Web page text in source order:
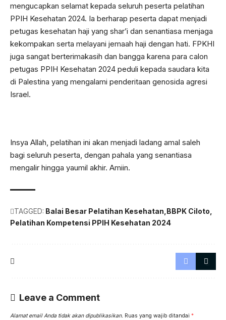
mengucapkan selamat kepada seluruh peserta pelatihan
PPIH Kesehatan 2024. Ia berharap peserta dapat menjadi
petugas kesehatan haji yang shar’i dan senantiasa menjaga
kekompakan serta melayani jemaah haji dengan hati. FPKHI
juga sangat berterimakasih dan bangga karena para calon
petugas PPIH Kesehatan 2024 peduli kepada saudara kita
di Palestina yang mengalami penderitaan genosida agresi
Israel.
Insya Allah, pelatihan ini akan menjadi ladang amal saleh
bagi seluruh peserta, dengan pahala yang senantiasa
mengalir hingga yaumil akhir. Amiin.
TAGGED: Balai Besar Pelatihan Kesehatan BBPK Ciloto
Pelatihan Kompetensi PPIH Kesehatan 2024
Leave a Comment
Alamat email Anda tidak akan dipublikasikan. Ruas yang wajib ditandai *